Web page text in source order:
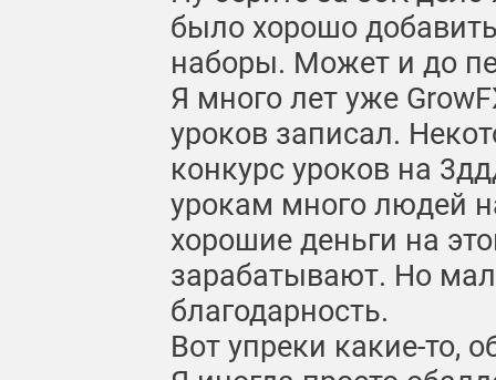
было хорошо
наборы. Может и до
Я много лет уже
уроков записал.
конкурс уроков на
урокам много людей
хорошие деньги на
зарабатывают. Но
благодарность.
Вот упреки какие-то,